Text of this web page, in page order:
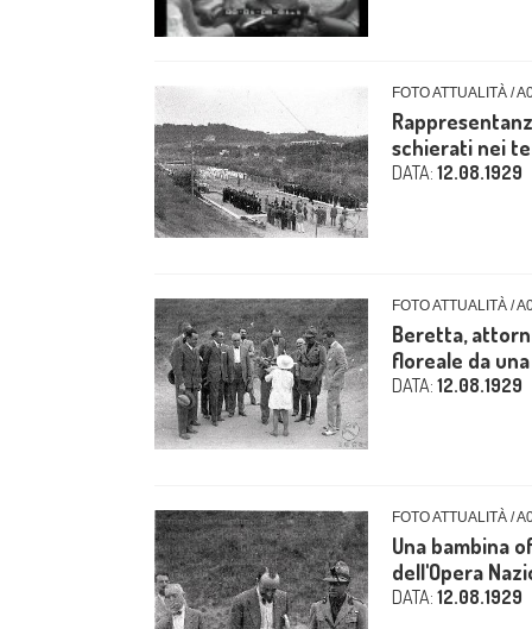
FOTO ATTUALITÀ /
schierati nei
DATA: 12.08.1929
FOTO ATTUALITÀ /
Beretta,
floreale da
DATA: 12.08.1929
FOTO ATTUALITÀ /
Una bambina
dell'Opera
DATA: 12.08.1929